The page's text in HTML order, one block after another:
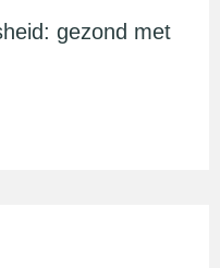
gezond met